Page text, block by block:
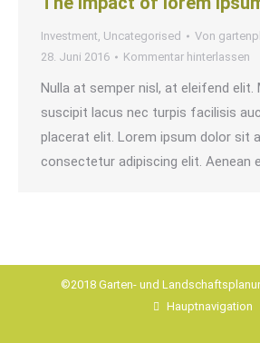
Investment, Uncategorised Von
28. Juni 2016
Kommentar hinterlassen
Nulla at semper nisl, at eleifend elit.
suscipit lacus nec turpis facilisis
placerat elit. Lorem ipsum dolor sit
consectetur adipiscing elit. Aenean
©2018 Garten- und
Hauptnavigation